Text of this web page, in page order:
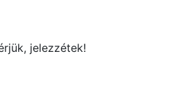
jelezzétek!